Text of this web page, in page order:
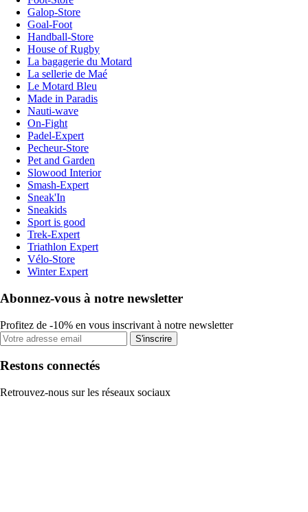
Galop-Store
Goal-Foot
Handball-Store
House of Rugby
La bagagerie du Motard
La sellerie de Maé
Le Motard Bleu
Made in Paradis
Nauti-wave
On-Fight
Padel-Expert
Pecheur-Store
Pet and Garden
Slowood Interior
Smash-Expert
Sneak'In
Sneakids
Sport is good
Trek-Expert
Triathlon Expert
Vélo-Store
Winter Expert
Abonnez-vous à notre newsletter
Profitez de -10% en vous inscrivant à notre newsletter
S'inscrire
Restons connectés
Retrouvez-nous sur les réseaux sociaux